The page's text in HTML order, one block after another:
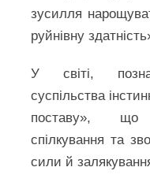
зусилля
руйнівну
У світі,
суспільства
поставу», що
спілкування та
сили й